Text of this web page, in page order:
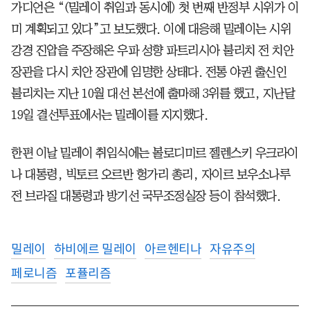
가디언은 “(밀레이 취임과 동시에) 첫 번째 반정부 시위가 이
미 계획되고 있다”고 보도했다. 이에 대응해 밀레이는 시위
강경 진압을 주장해온 우파 성향 파트리시아 불리치 전 치안
장관을 다시 치안 장관에 임명한 상태다. 전통 야권 출신인
불리치는 지난 10월 대선 본선에 출마해 3위를 했고, 지난달
19일 결선투표에서는 밀레이를 지지했다.
한편 이날 밀레이 취임식에는 볼로디미르 젤렌스키 우크라이
나 대통령, 빅토르 오르반 헝가리 총리, 자이르 보우소나루
전 브라질 대통령과 방기선 국무조정실장 등이 참석했다.
밀레이 하비에르 밀레이 아르헨티나 자유주의
페로니즘 포퓰리즘